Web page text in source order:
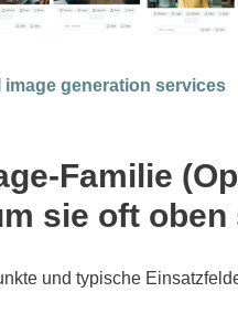
image generation services
sie oft oben
und typische